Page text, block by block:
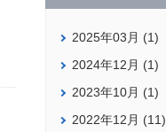
2025年03月 (1)
2024年12月 (1)
2023年10月 (1)
2022年12月 (11)